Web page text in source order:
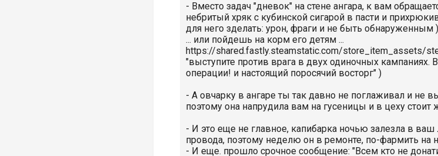
- Вместо задач "дневок" на стене ангара, к вам
небритый хряк с кубинской сигарой в пасти и
для него зделать: урон, фраги и не быть обнаруженным )
... или пойдешь на корм его детям ...
https://shared.fastly.steamstatic.com/store_item_assets/
"выступите против врага в двух одиночных
операции! и настоящий поросячий восторг" )
- А овчарку в ангаре ты так давно не поглаживал и не
поэтому она напрудила вам на гусеницы и в цеху стоит
- И это еще не главное, капибарка ночью залезла в
провода, поэтому неделю он в ремонте, по-фармить на
- И еще. прошло срочное сообщение: "Всем кто не